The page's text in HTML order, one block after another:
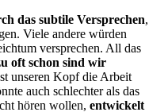
das subtile Versprechen,
Viele andere würden
versprechen. All das
oft schon sind wir
unseren Kopf die Arbeit
auch schlechter als das
hören wollen, entwickelt